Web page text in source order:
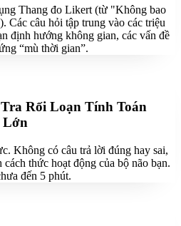
Thang đo Likert (từ "Không bao
Các câu hỏi tập trung vào các triệu
định hướng không gian, các vấn đề
“mù thời gian”.
Rối Loạn Tính Toán
Lớn
Không có câu trả lời đúng hay sai,
thức hoạt động của bộ não bạn.
đến 5 phút.